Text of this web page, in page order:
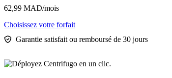
62,99 MAD/mois
Choisissez votre forfait
Garantie satisfait ou remboursé de 30 jours